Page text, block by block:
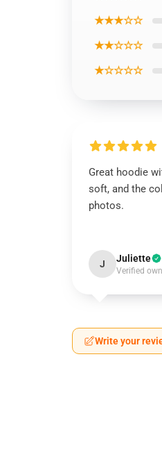
★★★☆☆
★★☆☆☆
★☆☆☆☆
Great hoodie
soft, and the
photos.
J Juliette
Verified
Write your